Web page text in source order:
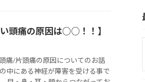
頭痛の原因は○○！！】
痛/片頭痛の原因についてのお話
中にある神経が障害を受ける事で